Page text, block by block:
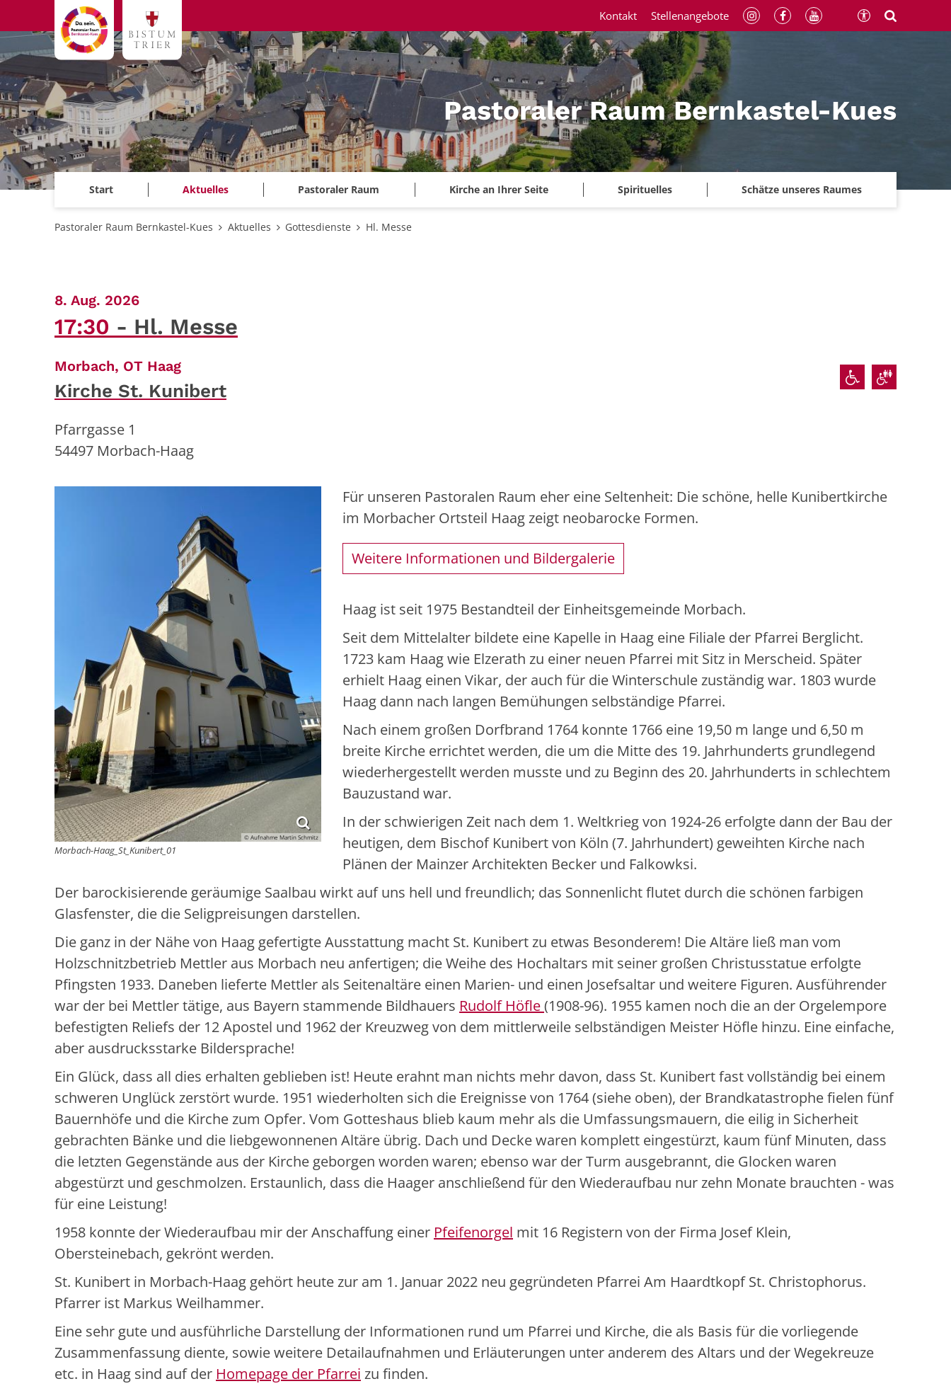
Zum Inhalt springen
Pastoraler Raum Bernkastel-Kues
Start Aktuelles Pastoraler Raum Kirche an Ihrer Seite Spirituelles Schätze unseres Raumes
Kontakt Stellenangebote
Pastoraler Raum Bernkastel-Kues Aktuelles Gottesdienste Hl. Messe
8. Aug. 2026:
17:30 Hl. Messe
Morbach, OT Haag:
Kirche St. Kunibert
Pfarrgasse 1
54497 Morbach-Haag
© Aufnahme Martin Schmitz
Morbach-Haag_St_Kunibert_01
Für unseren Pastoralen Raum eher eine Seltenheit: Die schöne, helle Kunibertkirche
im Morbacher Ortsteil Haag zeigt neobarocke Formen.
Weitere Informationen und Bildergalerie
Haag ist seit 1975 Bestandteil der Einheitsgemeinde Morbach.
Seit dem Mittelalter bildete eine Kapelle in Haag eine Filiale der Pfarrei Berglicht.
1723 kam Haag wie Elzerath zu einer neuen Pfarrei mit Sitz in Merscheid. Später
erhielt Haag einen Vikar, der auch für die Winterschule zuständig war. 1803 wurde
Haag dann nach langen Bemühungen selbständige Pfarrei.
Nach einem großen Dorfbrand 1764 konnte 1766 eine 19,50 m lange und 6,50 m
breite Kirche errichtet werden, die um die Mitte des 19. Jahrhunderts grundlegend
wiederhergestellt werden musste und zu Beginn des 20. Jahrhunderts in schlechtem
Bauzustand war.
In der schwierigen Zeit nach dem 1. Weltkrieg von 1924-26 erfolgte dann der Bau der
heutigen, dem Bischof Kunibert von Köln (7. Jahrhundert) geweihten Kirche nach
Plänen der Mainzer Architekten Becker und Falkowksi.
Der barockisierende geräumige Saalbau wirkt auf uns hell und freundlich; das Sonnenlicht flutet durch die schönen farbigen
Glasfenster, die die Seligpreisungen darstellen.
Die ganz in der Nähe von Haag gefertigte Ausstattung macht St. Kunibert zu etwas Besonderem! Die Altäre ließ man vom
Holzschnitzbetrieb Mettler aus Morbach neu anfertigen; die Weihe des Hochaltars mit seiner großen Christusstatue erfolgte
Pfingsten 1933. Daneben lieferte Mettler als Seitenaltäre einen Marien- und einen Josefsaltar und weitere Figuren. Ausführender
war der bei Mettler tätige, aus Bayern stammende Bildhauers Rudolf Höfle(1908-96). 1955 kamen noch die an der Orgelempore
befestigten Reliefs der 12 Apostel und 1962 der Kreuzweg von dem mittlerweile selbständigen Meister Höfle hinzu. Eine einfache,
aber ausdrucksstarke Bildersprache!
Ein Glück, dass all dies erhalten geblieben ist! Heute erahnt man nichts mehr davon, dass St. Kunibert fast vollständig bei einem
schweren Unglück zerstört wurde. 1951 wiederholten sich die Ereignisse von 1764 (siehe oben), der Brandkatastrophe fielen fünf
Bauernhöfe und die Kirche zum Opfer. Vom Gotteshaus blieb kaum mehr als die Umfassungsmauern, die eilig in Sicherheit
gebrachten Bänke und die liebgewonnenen Altäre übrig. Dach und Decke waren komplett eingestürzt, kaum fünf Minuten, dass
die letzten Gegenstände aus der Kirche geborgen worden waren; ebenso war der Turm ausgebrannt, die Glocken waren
abgestürzt und geschmolzen. Erstaunlich, dass die Haager anschließend für den Wiederaufbau nur zehn Monate brauchten - was
für eine Leistung!
1958 konnte der Wiederaufbau mir der Anschaffung einer Pfeifenorgel mit 16 Registern von der Firma Josef Klein,
Obersteinebach, gekrönt werden.
St. Kunibert in Morbach-Haag gehört heute zur am 1. Januar 2022 neu gegründeten Pfarrei Am Haardtkopf St. Christophorus.
Pfarrer ist Markus Weilhammer.
Eine sehr gute und ausführliche Darstellung der Informationen rund um Pfarrei und Kirche, die als Basis für die vorliegende
Zusammenfassung diente, sowie weitere Detailaufnahmen und Erläuterungen unter anderem des Altars und der Wegekreuze
etc. in Haag sind auf der Homepage der Pfarrei zu finden.